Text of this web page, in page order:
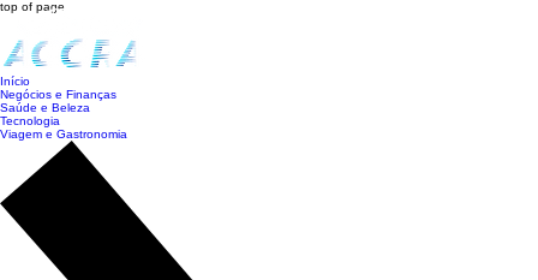
top of page
Início
Negócios e Finanças
Saúde e Beleza
Tecnologia
Viagem e Gastronomia